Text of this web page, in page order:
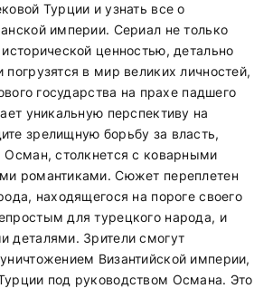
Турции и узнать все о
империи. Сериал не только
ценностью, детально
в мир великих личностей,
государства на прахе падшего
уникальную перспективу на
зрелищную борьбу за власть,
столкнется с коварными
романтиками. Сюжет переплетен
находящегося на пороге своего
для турецкого народа, и
Зрители смогут
Византийской империи,
под руководством Османа. Это